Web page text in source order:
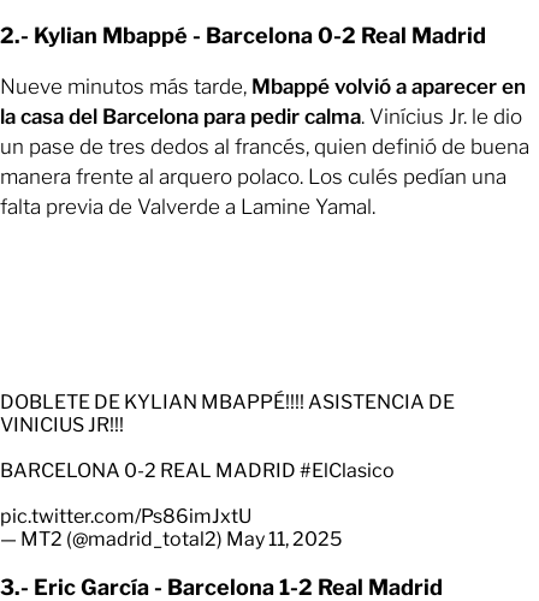
2.- Kylian Mbappé - Barcelona 0-2 Real Madrid
Nueve minutos más tarde, Mbappé volvió a aparecer en
la casa del Barcelona para pedir calma. Vinícius Jr. le dio
un pase de tres dedos al francés, quien definió de buena
manera frente al arquero polaco. Los culés pedían una
falta previa de Valverde a Lamine Yamal.
DOBLETE DE KYLIAN MBAPPÉ!!!! ASISTENCIA DE
VINICIUS JR!!!
BARCELONA 0-2 REAL MADRID #ElClasico
pic.twitter.com/Ps86imJxtU
— MT2 (@madrid_total2) May 11, 2025
3.- Eric García - Barcelona 1-2 Real Madrid